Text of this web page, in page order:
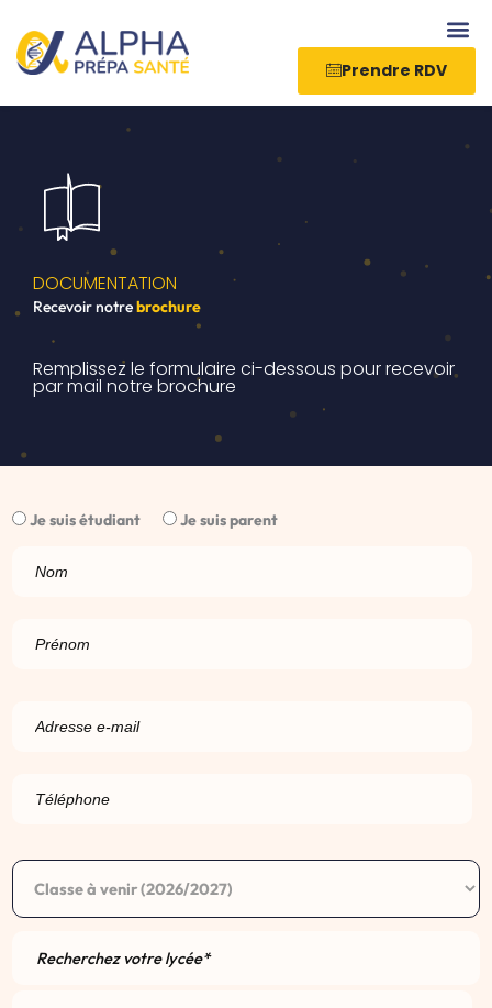
contenu
Prendre RDV
DOCUMENTATION
Recevoir notrebrochure
Remplissez le formulaire ci-dessous pour recevoir
par mail notre brochure
Je suis étudiant Je suis parent